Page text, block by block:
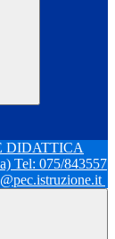
DIDATTICA
Tel: 075/843557